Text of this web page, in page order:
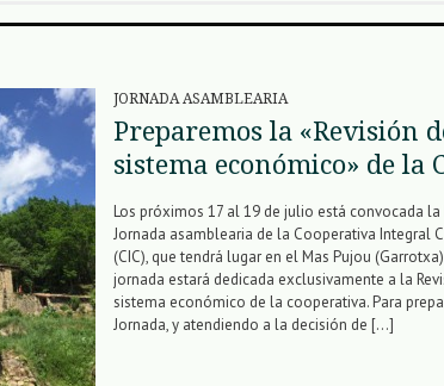
JORNADA ASAMBLEARIA
Preparemos la «Revisión
sistema económico» de la
Los próximos 17 al 19 de julio está convocada la
Jornada asamblearia de la Cooperativa Integral
(CIC), que tendrá lugar en el Mas Pujou
jornada estará dedicada exclusivamente a la
sistema económico de la cooperativa. Para
Jornada, y atendiendo a la decisión de […]